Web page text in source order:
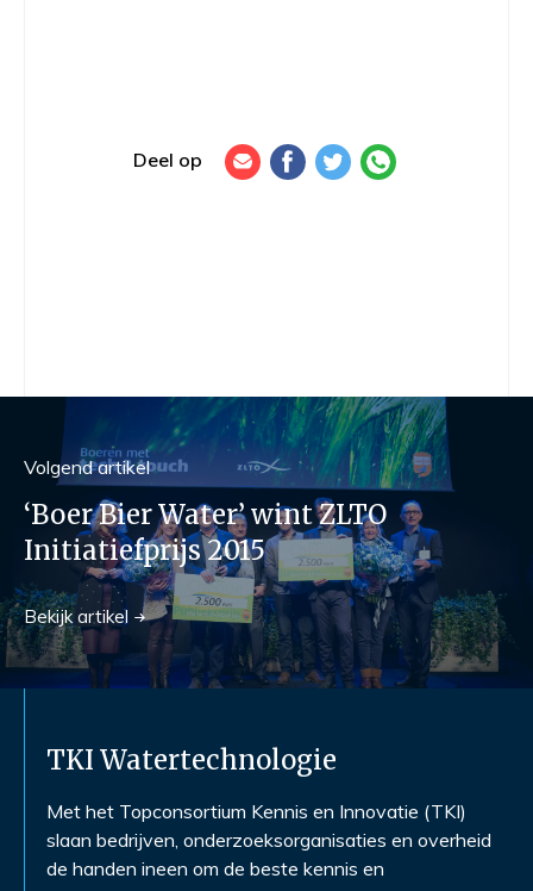
Deel op
Volgend artikel
‘Boer Bier Water’ wint ZLTO
Initiatiefprijs 2015
Bekijkartikel
TKI Watertechnologie
Met het Topconsortium Kennis en Innovatie (TKI)
slaan bedrijven, onderzoeksorganisaties en overheid
de handen ineen om de beste kennis en